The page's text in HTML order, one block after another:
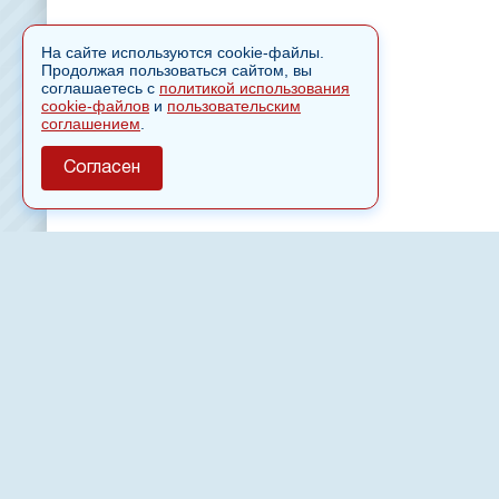
На сайте используются cookie-файлы.
Продолжая пользоваться сайтом, вы
соглашаетесь с политикой использования
cookie-файлов и пользовательским
соглашением
Согласен